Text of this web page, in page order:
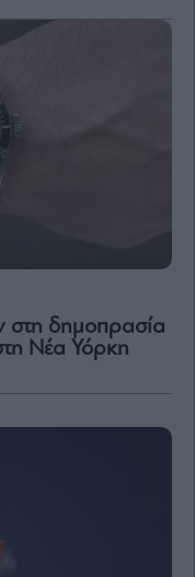
στη δημοπρασία
Νέα Υόρκη